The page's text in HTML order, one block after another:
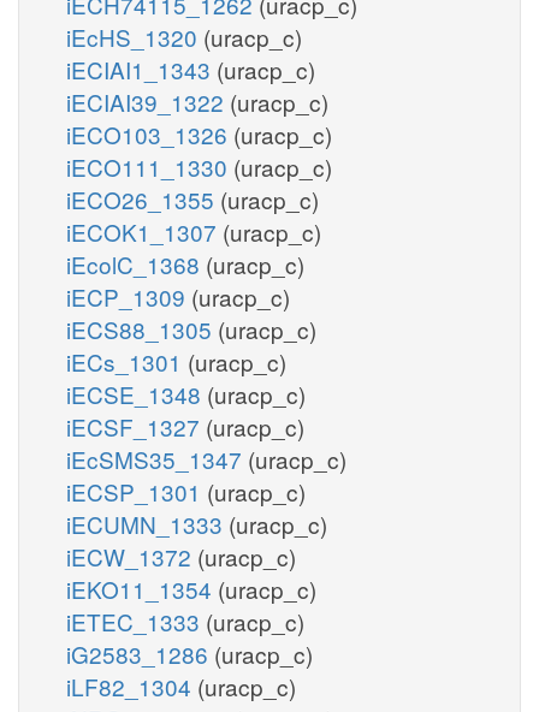
iEcHS_1320 (uracp_c)
iECIAI1_1343 (uracp_c)
iECIAI39_1322 (uracp_c)
iECO103_1326 (uracp_c)
iECO111_1330 (uracp_c)
iECO26_1355 (uracp_c)
iECOK1_1307 (uracp_c)
iEcolC_1368 (uracp_c)
iECP_1309 (uracp_c)
iECS88_1305 (uracp_c)
iECs_1301 (uracp_c)
iECSE_1348 (uracp_c)
iECSF_1327 (uracp_c)
iEcSMS35_1347 (uracp_c)
iECSP_1301 (uracp_c)
iECUMN_1333 (uracp_c)
iECW_1372 (uracp_c)
iEKO11_1354 (uracp_c)
iETEC_1333 (uracp_c)
iG2583_1286 (uracp_c)
iLF82_1304 (uracp_c)